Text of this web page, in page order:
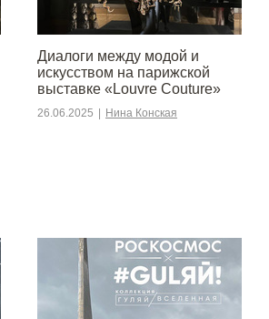
Диалоги между модой и
искусством на парижской
выставке «Louvre Couture»
26.06.2025 | Нина Конская